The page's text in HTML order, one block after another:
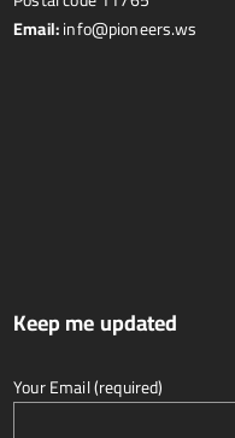
Email:info@pioneers.ws
Keep me updated
Your Email (required)